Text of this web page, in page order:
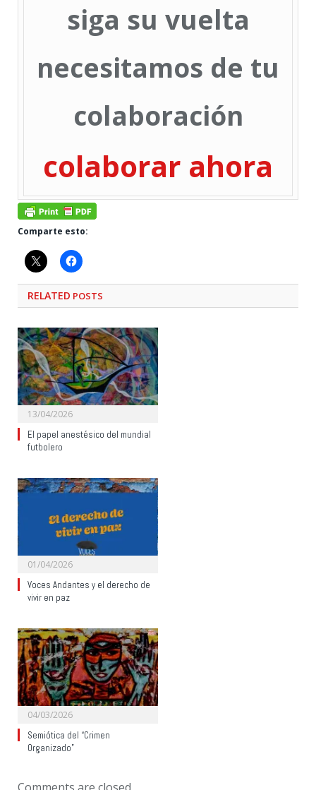
siga su vuelta
necesitamos de tu
colaboración
colaborar ahora
Comparte esto:
RELATED POSTS
13/04/2026
El papel anestésico del mundial
futbolero
01/04/2026
Voces Andantes y el derecho de
vivir en paz
04/03/2026
Semiótica del “Crimen
Organizado”